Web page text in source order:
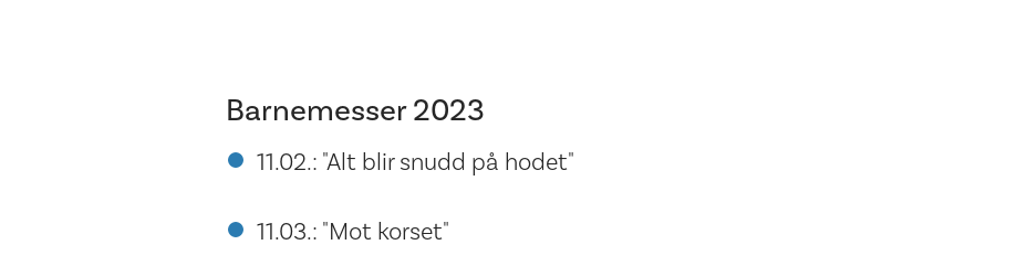
Barnemesser 2023
11.02.: "Alt blir snudd på hodet"
11.03.: "Mot korset"